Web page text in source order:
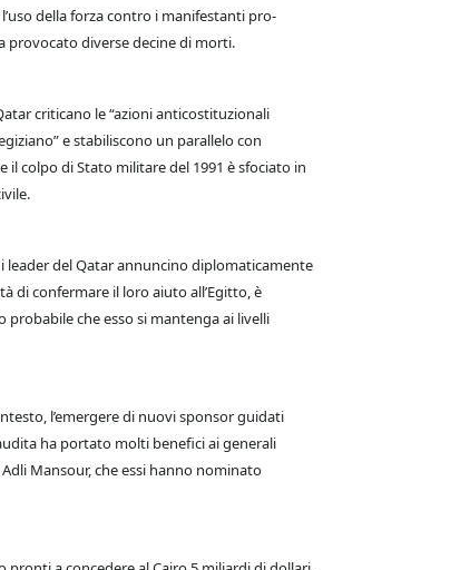
della forza contro i manifestanti pro-
provocato diverse decine di morti.
criticano le “azioni anticostituzionali
e stabiliscono un parallelo con
il colpo di Stato militare del 1991 è sfociato in
leader del Qatar annuncino diplomaticamente
di confermare il loro aiuto all’Egitto, è
probabile che esso si mantenga ai livelli
l’emergere di nuovi sponsor guidati
ha portato molti benefici ai generali
Mansour, che essi hanno nominato